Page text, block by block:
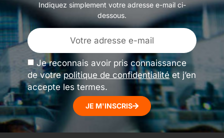
Indiquez simplement votre adresse e-mail ci-
dessous.
Je reconnais avoir pris connaissance
de votrepolitique de confidentialitéet j’en
accepte les termes.
JE M'INSCRIS